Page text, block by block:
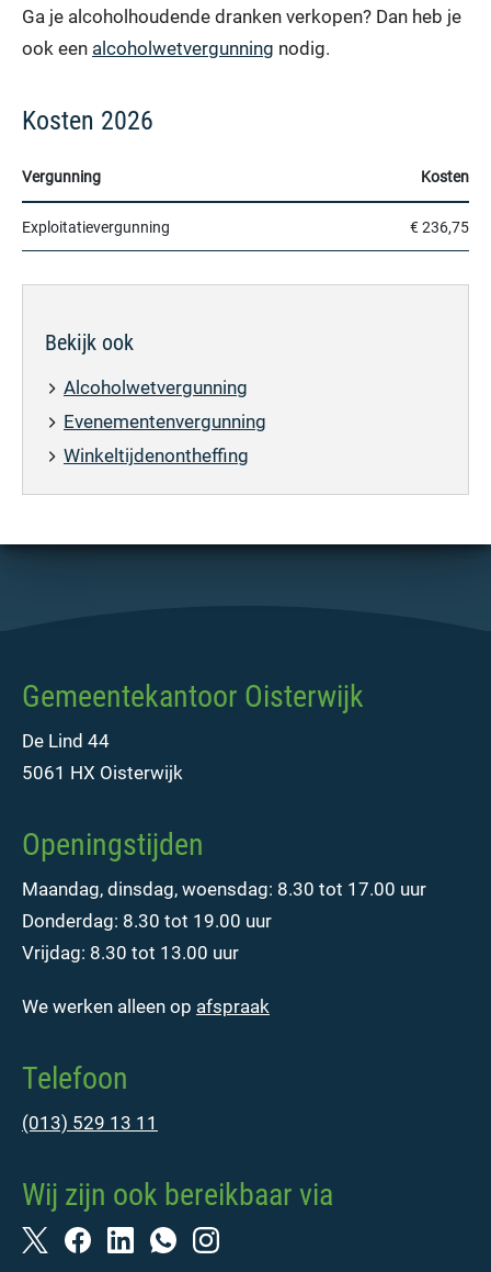
Ga je alcoholhoudende dranken verkopen? Dan heb je
ook een alcoholwetvergunning nodig.
Kosten 2026
Vergunning Kosten
Exploitatievergunning € 236,75
Bekijk ook
Alcoholwetvergunning
Evenementenvergunning
Winkeltijdenontheffing
Gemeentekantoor Oisterwijk
De Lind 44
5061 HX Oisterwijk
Openingstijden
Maandag, dinsdag, woensdag: 8.30 tot 17.00 uur
Donderdag: 8.30 tot 19.00 uur
Vrijdag: 8.30 tot 13.00 uur
We werken alleen op afspraak
Telefoon
(013) 529 13 11
Wij zijn ook bereikbaar via